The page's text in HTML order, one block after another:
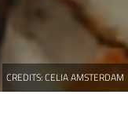
CREDITS:CELIA AMSTERDAM